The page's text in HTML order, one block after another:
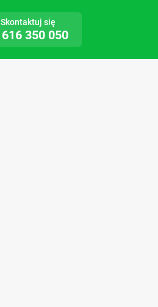
Skontaktuj się
616 350 050